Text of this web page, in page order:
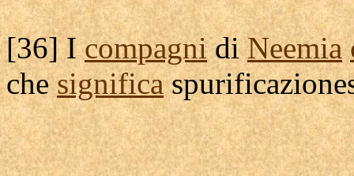
[36] IcompagnidiNeemia
chesignifica